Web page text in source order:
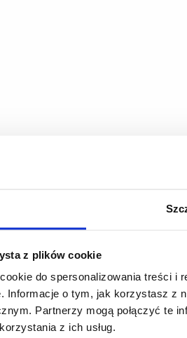
z plików cookie
do spersonalizowania treści i
Informacje o tym, jak korzystasz z
Partnerzy mogą połączyć te
z ich usług.